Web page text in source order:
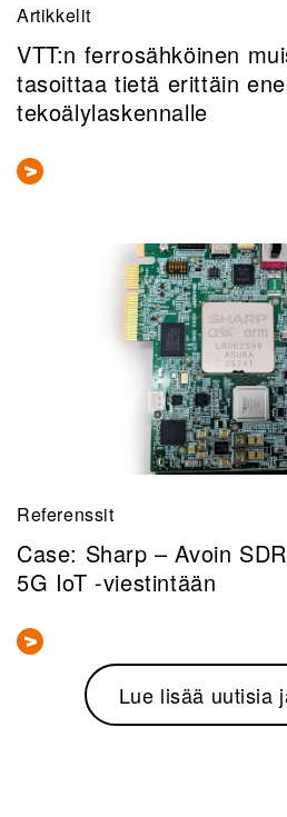
Artikkelit
VTT:n ferrosähköinen
tasoittaa tietä erittäin
tekoälylaskennalle
Referenssit
Case: Sharp – Avoin
5G IoT -viestintään
Lue lisää uutisia